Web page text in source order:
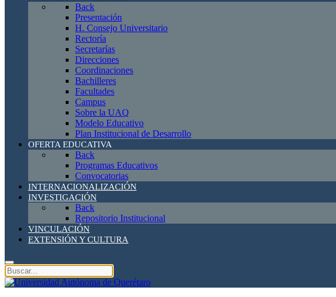
Back
Presentación
H. Consejo Universitario
Rectoría
Secretarías
Direcciones
Coordinaciones
Bachilleres
Facultades
Campus
Sobre la UAQ
Modelo Educativo
Plan Institucional de Desarrollo
OFERTA EDUCATIVA
Back
Programas Educativos
Convocatorias
INTERNACIONALIZACIÓN
INVESTIGACIÓN
Back
Repositorio Institucional
VINCULACIÓN
EXTENSIÓN Y CULTURA